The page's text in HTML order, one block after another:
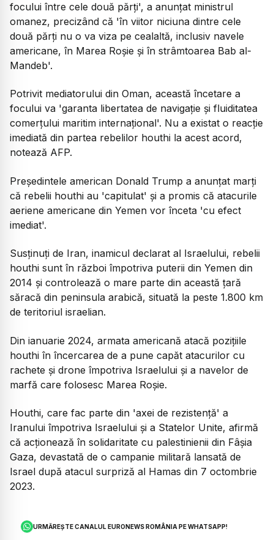
focului între cele două părți', a anunțat ministrul
omanez, precizând că 'în viitor niciuna dintre cele
două părți nu o va viza pe cealaltă, inclusiv navele
americane, în Marea Roșie și în strâmtoarea Bab al-
Mandeb'.
Potrivit mediatorului din Oman, această încetare a
focului va 'garanta libertatea de navigație și fluiditatea
comerțului maritim internațional'. Nu a existat o reacție
imediată din partea rebelilor houthi la acest acord,
notează AFP.
Președintele american Donald Trump a anunțat marți
că rebelii houthi au 'capitulat' și a promis că atacurile
aeriene americane din Yemen vor înceta 'cu efect
imediat'.
Susținuți de Iran, inamicul declarat al Israelului, rebelii
houthi sunt în război împotriva puterii din Yemen din
2014 și controlează o mare parte din această țară
săracă din peninsula arabică, situată la peste 1.800 km
de teritoriul israelian.
Din ianuarie 2024, armata americană atacă pozițiile
houthi în încercarea de a pune capăt atacurilor cu
rachete și drone împotriva Israelului și a navelor de
marfă care folosesc Marea Roșie.
Houthi, care fac parte din 'axei de rezistență' a
Iranului împotriva Israelului și a Statelor Unite, afirmă
că acționează în solidaritate cu palestinienii din Fâșia
Gaza, devastată de o campanie militară lansată de
Israel după atacul surpriză al Hamas din 7 octombrie
2023.
URMĂREȘTE CANALUL EURONEWS ROMÂNIA PE WHATSAPP!